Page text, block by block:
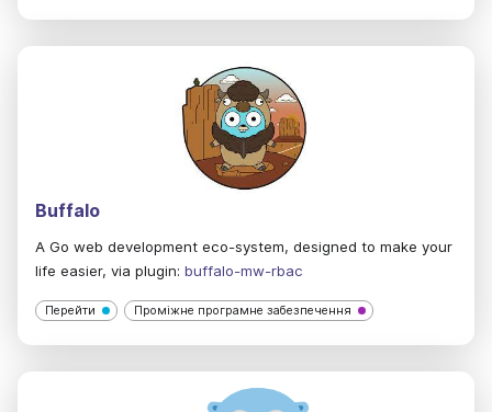
Buffalo
A Go web development eco-system, designed to make your
life easier, via plugin: buffalo-mw-rbac
Перейти Проміжне програмне забезпечення